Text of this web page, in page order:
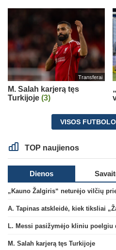
Transferai
M. Salah karjerą tęs
Turkijoje (3)
VISOS
TOP naujienos
Dienos
„Kauno Žalgiris“ neturėjo vilčių
M. Salah karjerą tęs Turkijoje